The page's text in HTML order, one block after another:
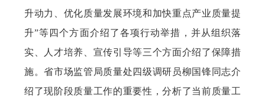
升动力、优化质量发展环境和加快重点产业质量提
升”等四个方面介绍了各项行动举措，并从组织落
实、人才培养、宣传引导等三个方面介绍了保障措
施。省市场监管局质量处四级调研员柳国锋同志介
绍了现阶段质量工作的重要性，分析了当前质量工